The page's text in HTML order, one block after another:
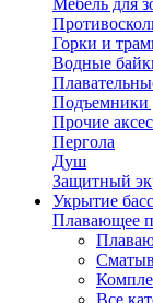
Мебель для
Горки и
Водные
Подъемники
Прочие
Пергола
Душ
Защитный
Укрытие
Плавающее
Все